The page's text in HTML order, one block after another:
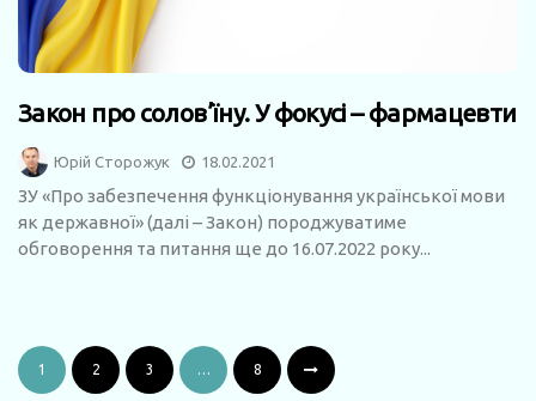
Закон про солов’їну. У фокусі – фармацевти
Юрій Сторожук 18.02.2021
ЗУ «Про забезпечення функціонування української мови
як державної» (далі – Закон) породжуватиме
обговорення та питання ще до 16.07.2022 року...
1 2 3 … 8